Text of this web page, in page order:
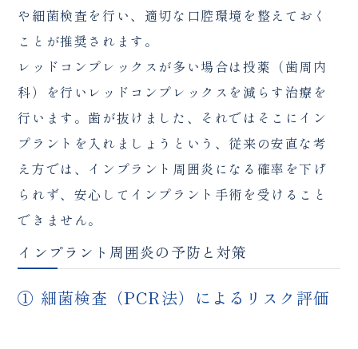
や細菌検査を行い、適切な口腔環境を整えておく
ことが推奨されます。
レッドコンプレックスが多い場合は投薬（歯周内
科）を行いレッドコンプレックスを減らす治療を
行います。歯が抜けました、それではそこにイン
プラントを入れましょうという、従来の安直な考
え方では、インプラント周囲炎になる確率を下げ
られず、安心してインプラント手術を受けること
できません。
インプラント周囲炎の予防と対策
① 細菌検査（PCR法）によるリスク評価